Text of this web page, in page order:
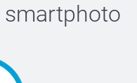
smartphoto